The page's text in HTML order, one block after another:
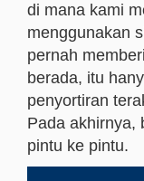
di mana kami
menggunakan
pernah
berada, itu
penyortiran
Pada akhirnya,
pintu ke pintu.